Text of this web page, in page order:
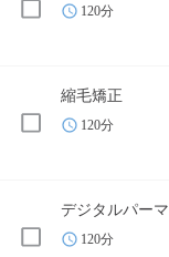
120分
縮毛矯正
120分
デジタルパーマ
120分